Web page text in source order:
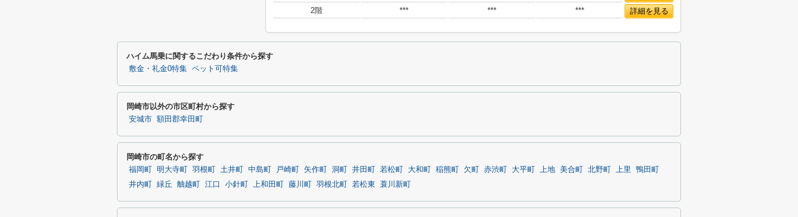
2階
*** *** *** 詳細を見る
ハイム馬乗に関するこだわり条件から探す
敷金・礼金0特集 ペット可特集
岡崎市以外の市区町村から探す
安城市 額田郡幸田町
岡崎市の町名から探す
福岡町 明大寺町 羽根町 土井町 中島町 戸崎町 矢作町 洞町 井田町 若松町 大和町 稲熊町 欠町 赤渋町 大平町 上地 美合町 北野町 上里
鴨田町
井内町
緑丘 舳越町 江口 小針町 上和田町 藤川町 羽根北町 若松東 蓑川新町